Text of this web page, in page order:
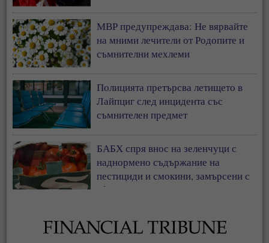
МВР предупреждава: Не вярвайте
на мними лечители от Родопите и
съмнителни мехлеми
Полицията претърсва летището в
Лайпциг след инцидента със
съмнителен предмет
БАБХ спря внос на зеленчуци с
наднормено съдържание на
пестициди и смокини, замърсени с
афлатоксини